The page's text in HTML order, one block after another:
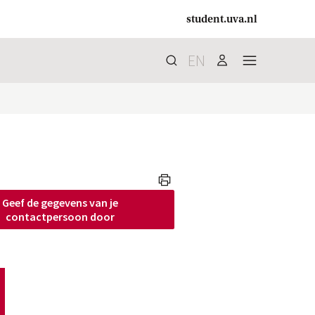
student.uva.nl
Zoeksearch
EN user menu
print
Geef de gegevens van je
contactpersoon door